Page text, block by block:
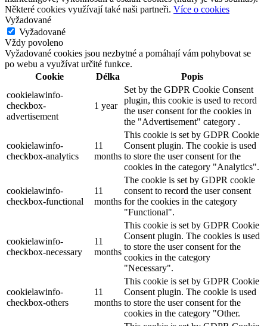
Některé cookies využívají také naši partneři. Více o cookies
Vyžadované
Vyžadované
Vždy povoleno
Vyžadované cookies jsou nezbytné a pomáhají vám pohybovat se
po webu a využívat určité funkce.
Cookie
Délka
Popis
cookielawinfo-
checkbox-
advertisement
1 year
Set by the GDPR Cookie Consent
plugin, this cookie is used to record
the user consent for the cookies in
the "Advertisement" category .
cookielawinfo-
checkbox-analytics
11
months
This cookie is set by GDPR Cookie
Consent plugin. The cookie is used
to store the user consent for the
cookies in the category "Analytics".
cookielawinfo-
checkbox-functional
11
months
The cookie is set by GDPR cookie
consent to record the user consent
for the cookies in the category
"Functional".
cookielawinfo-
checkbox-necessary
11
months
This cookie is set by GDPR Cookie
Consent plugin. The cookies is used
to store the user consent for the
cookies in the category
"Necessary".
cookielawinfo-
checkbox-others
11
months
This cookie is set by GDPR Cookie
Consent plugin. The cookie is used
to store the user consent for the
cookies in the category "Other.